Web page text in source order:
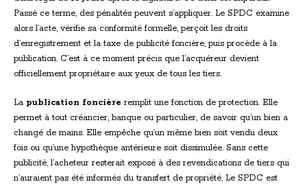
Passé ce terme, des pénalités peuvent s’appliquer. Le SPDC examine
alors l’acte, vérifie sa conformité formelle, perçoit les droits
d’enregistrement et la taxe de publicité foncière, puis procède à la
publication. C’est à ce moment précis que l’acquéreur devient
officiellement propriétaire aux yeux de tous les tiers.
La publication foncière remplit une fonction de protection. Elle
permet à tout créancier, banque ou particulier, de savoir qu’un bien a
changé de mains. Elle empêche qu’un même bien soit vendu deux
fois ou qu’une hypothèque antérieure soit dissimulée. Sans cette
publicité, l’acheteur resterait exposé à des revendications de tiers qui
n’auraient pas été informés du transfert de propriété. Le SPDC est